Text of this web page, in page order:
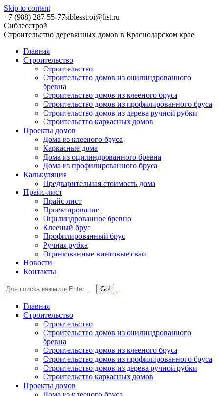
Skip to content
+7 (988) 287-55-77siblesstroi@list.ru
Сиблесстрой
Строительство деревянных домов в Краснодарском крае
Главная
Строительство
Строительство
Строительство домов из оцилиндрованного
бревна
Строительство домов из клееного бруса
Строительство домов из профилированного бруса
Строительство домов из дерева ручной рубки
Строительство каркасных домов
Проекты домов
Дома из клееного бруса
Каркасные дома
Дома из оцилиндрованного бревна
Дома из профилированного бруса
Калькуляция
Предварительная стоимость дома
Прайс-лист
Прайс-лист
Проектирование
Оцилиндрованное бревно
Клееный брус
Профилированный брус
Ручная рубка
Оцинкованные винтовые сваи
Новости
Контакты
Главная
Строительство
Строительство
Строительство домов из оцилиндрованного
бревна
Строительство домов из клееного бруса
Строительство домов из профилированного бруса
Строительство домов из дерева ручной рубки
Строительство каркасных домов
Проекты домов
Дома из клееного бруса